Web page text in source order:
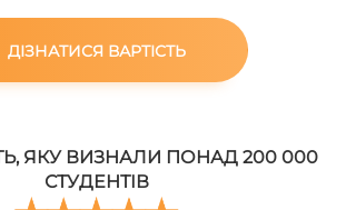
ДІЗНАТИСЯ ВАРТІСТЬ
ЯКУ ВИЗНАЛИ ПОНАД 200 000
СТУДЕНТІВ